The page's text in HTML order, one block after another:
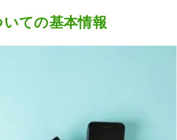
ての基本情報